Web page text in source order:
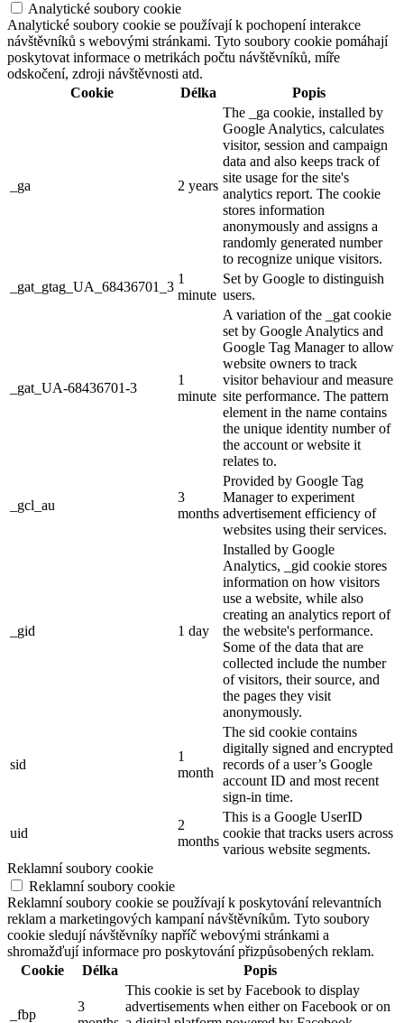
Analytické soubory cookie
Analytické soubory cookie se používají k pochopení interakce
návštěvníků s webovými stránkami. Tyto soubory cookie pomáhají
poskytovat informace o metrikách počtu návštěvníků, míře
odskočení, zdroji návštěvnosti atd.
Cookie
Délka Popis
_ga 2 years
The _ga cookie, installed by
Google Analytics, calculates
visitor, session and campaign
data and also keeps track of
site usage for the site's
analytics report. The cookie
stores information
anonymously and assigns a
randomly generated number
to recognize unique visitors.
_gat_gtag_UA_68436701_3
1
minute
Set by Google to distinguish
users.
_gat_UA-68436701-3
1
minute
A variation of the _gat cookie
set by Google Analytics and
Google Tag Manager to allow
website owners to track
visitor behaviour and measure
site performance. The pattern
element in the name contains
the unique identity number of
the account or website it
relates to.
_gcl_au
3
months
Provided by Google Tag
Manager to experiment
advertisement efficiency of
websites using their services.
_gid 1 day
Installed by Google
Analytics, _gid cookie stores
information on how visitors
use a website, while also
creating an analytics report of
the website's performance.
Some of the data that are
collected include the number
of visitors, their source, and
the pages they visit
anonymously.
sid
1
month
The sid cookie contains
digitally signed and encrypted
records of a user’s Google
account ID and most recent
sign-in time.
uid
2
months
This is a Google UserID
cookie that tracks users across
various website segments.
Reklamní soubory cookie
Reklamní soubory cookie
Reklamní soubory cookie se používají k poskytování relevantních
reklam a marketingových kampaní návštěvníkům. Tyto soubory
cookie sledují návštěvníky napříč webovými stránkami a
shromažďují informace pro poskytování přizpůsobených reklam.
Cookie
Délka Popis
_fbp
3
This cookie is set by Facebook to display
advertisements when either on Facebook or on